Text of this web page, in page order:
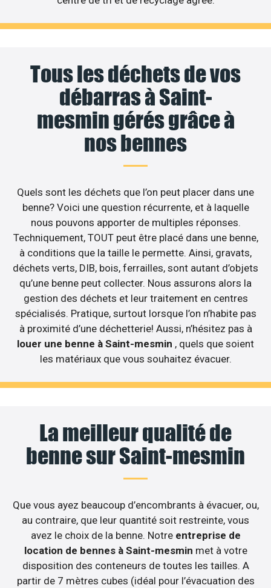
Tous les déchets de vos
débarras à Saint-
mesmin gérés grâce à
nos bennes
Quels sont les déchets que l’on peut placer dans une
benne? Voici une question récurrente, et à laquelle
nous pouvons apporter de multiples réponses.
Techniquement, TOUT peut être placé dans une benne,
à conditions que la taille le permette. Ainsi, gravats,
déchets verts, DIB, bois, ferrailles, sont autant d’objets
qu’une benne peut collecter. Nous assurons alors la
gestion des déchets et leur traitement en centres
spécialisés. Pratique, surtout lorsque l’on n’habite pas
à proximité d’une déchetterie! Aussi, n’hésitez pas à
louer une benne à Saint-mesmin , quels que soient
les matériaux que vous souhaitez évacuer.
La meilleur qualité de
benne sur Saint-mesmin
Que vous ayez beaucoup d’encombrants à évacuer, ou,
au contraire, que leur quantité soit restreinte, vous
avez le choix de la benne. Notre entreprise de
location de bennes à Saint-mesmin met à votre
disposition des conteneurs de toutes les tailles. A
partir de 7 mètres cubes (idéal pour l’évacuation des